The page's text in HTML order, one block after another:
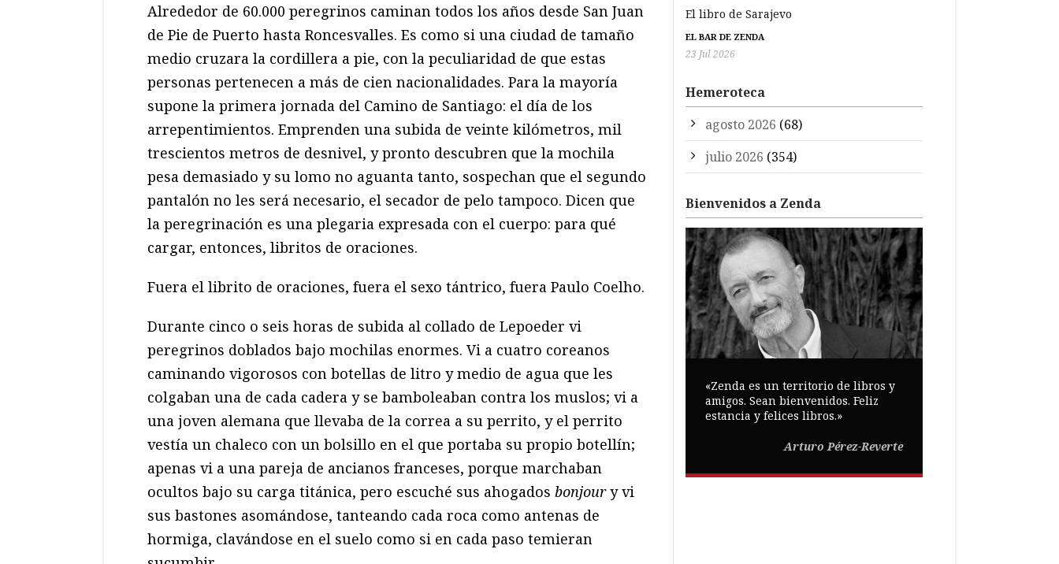
Alrededor de 60.000 peregrinos caminan todos los años desde San Juan
de Pie de Puerto hasta Roncesvalles. Es como si una ciudad de tamaño
medio cruzara la cordillera a pie, con la peculiaridad de que estas
personas pertenecen a más de cien nacionalidades. Para la mayoría
supone la primera jornada del Camino de Santiago: el día de los
arrepentimientos. Emprenden una subida de veinte kilómetros, mil
trescientos metros de desnivel, y pronto descubren que la mochila
pesa demasiado y su lomo no aguanta tanto, sospechan que el segundo
pantalón no les será necesario, el secador de pelo tampoco. Dicen que
la peregrinación es una plegaria expresada con el cuerpo: para qué
cargar, entonces, libritos de oraciones.
Fuera el librito de oraciones, fuera el sexo tántrico, fuera Paulo Coelho.
Durante cinco o seis horas de subida al collado de Lepoeder vi
peregrinos doblados bajo mochilas enormes. Vi a cuatro coreanos
caminando vigorosos con botellas de litro y medio de agua que les
colgaban una de cada cadera y se bamboleaban contra los muslos; vi a
una joven alemana que llevaba de la correa a su perrito, y el perrito
vestía un chaleco con un bolsillo en el que portaba su propio botellín;
apenas vi a una pareja de ancianos franceses, porque marchaban
ocultos bajo su carga titánica, pero escuché sus ahogados bonjoury vi
sus bastones asomándose, tanteando cada roca como antenas de
hormiga, clavándose en el suelo como si en cada paso temieran
El libro de Sarajevo
EL BAR DE ZENDA
23 Jul 2026
Hemeroteca
agosto 2026 (68)
julio 2026 (354)
Bienvenidos a Zenda
«Zenda es un territorio de libros y
amigos. Sean bienvenidos. Feliz
estancia y felices libros.»
Arturo Pérez-Reverte